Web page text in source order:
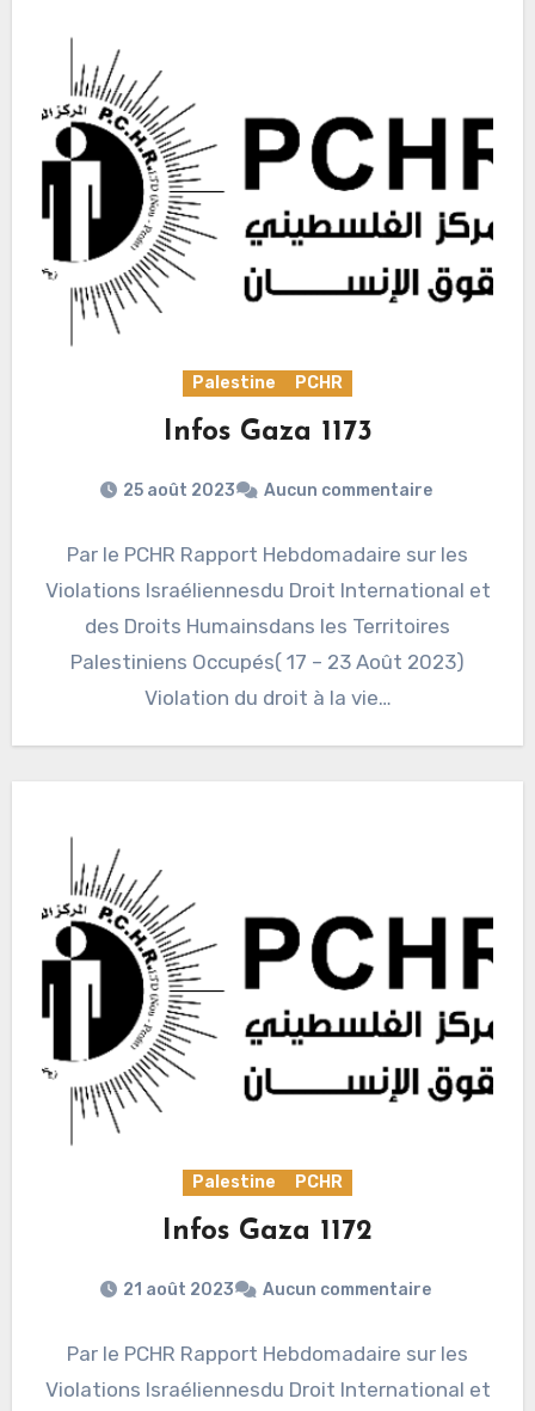
Palestine PCHR
Infos Gaza 1173
25 août 2023 Aucun commentaire
Par le PCHR Rapport Hebdomadaire sur les
Violations Israéliennesdu Droit International et
des Droits Humainsdans les Territoires
Palestiniens Occupés( 17 – 23 Août 2023)
Violation du droit à la vie…
Palestine PCHR
Infos Gaza 1172
21 août 2023 Aucun commentaire
Par le PCHR Rapport Hebdomadaire sur les
Violations Israéliennesdu Droit International et